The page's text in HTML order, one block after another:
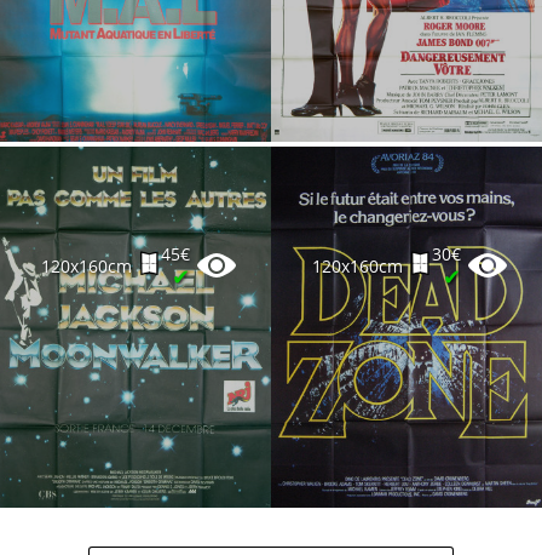
120x160cm
45€
✔ 120x160cm
30€
✔